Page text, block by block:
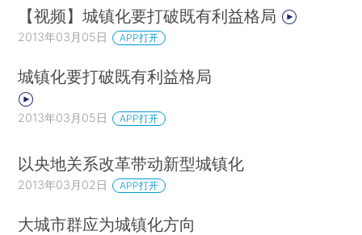
【视频】城镇化要打破既有利益格局
2013年03月05日 APP打开
城镇化要打破既有利益格局
2013年03月05日 APP打开
以央地关系改革带动新型城镇化
2013年03月02日 APP打开
大城市群应为城镇化方向